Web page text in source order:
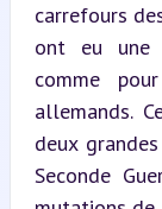
carrefours
ont eu une
comme
allemands.
deux
Seconde